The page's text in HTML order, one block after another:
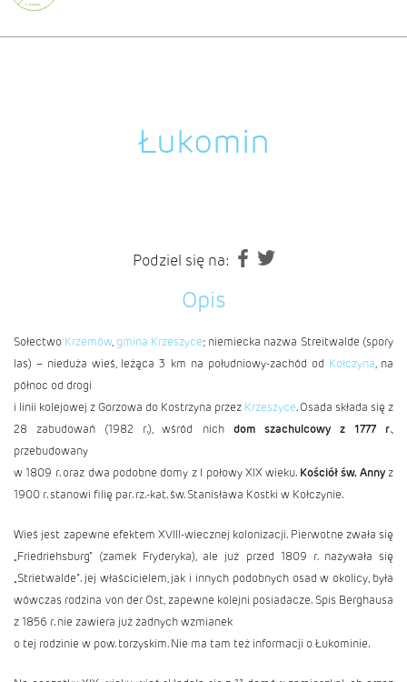
Łukomin
Podziel się na:
Opis
Sołectwo Krzemów, gmina Krzeszyce; niemiecka nazwa Streitwalde (spory
las) – nieduża wieś, leżąca 3 km na południowy-zachód od Kołczyna, na
północ od drogi
i linii kolejowej z Gorzowa do Kostrzyna przez Krzeszyce. Osada składa się z
28 zabudowań (1982 r.), wśród nich dom szachulcowy z 1777 r.,
przebudowany
w 1809 r. oraz dwa podobne domy z I połowy XIX wieku. Kościół św. Annyz
1900 r. stanowi filię par. rz.-kat. św. Stanisława Kostki w Kołczynie.
Wieś jest zapewne efektem XVIII-wiecznej kolonizacji. Pierwotne zwała się
„Friedriehsburg” (zamek Fryderyka), ale już przed 1809 r. nazywała się
„Strietwalde”. jej właścicielem, jak i innych podobnych osad w okolicy, była
wówczas rodzina von der Ost, zapewne kolejni posiadacze. Spis Berghausa
z 1856 r. nie zawiera już żadnych wzmianek
o tej rodzinie w pow. torzyskim. Nie ma tam też informacji o Łukominie.